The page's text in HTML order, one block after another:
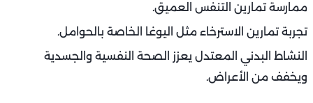
ممارسة تمارين التنفس العميق.
تجربة تمارين الاسترخاء مثل اليوغا الخاصة بالحوامل.
النشاط البدني المعتدل يعزز الصحة النفسية والجسدية
ويخفف من الأعراض.